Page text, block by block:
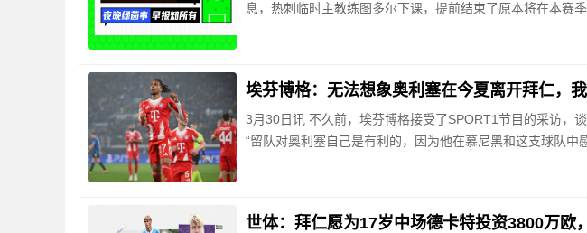
息，热刺临时主教练图多尔下课，提前结束了原本将在本赛
埃芬博格：无法想象奥利塞在今夏离开拜仁，
3月30日讯 不久前，埃芬博格接受了SPORT1节目的采访，
“留队对奥利塞自己是有利的，因为他在慕尼黑和这支球队中
世体：拜仁愿为17岁中场德卡特投资3800万欧